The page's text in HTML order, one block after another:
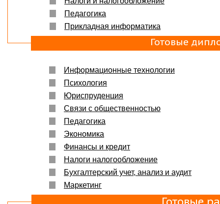
06.10.2017
Большое спасибо Вам и автору!!! Это именно то,
что нужно!!!!!
Спасибо, что ВЫ есть!!!
Педагогика
Прикладная информатика
Готовые
Информационные технологии
Психология
Юриспруденция
Связи с общественностью
Педагогика
Экономика
Финансы и кредит
Налоги налогообложение
Бухгалтерский учет, анализ и аудит
Маркетинг